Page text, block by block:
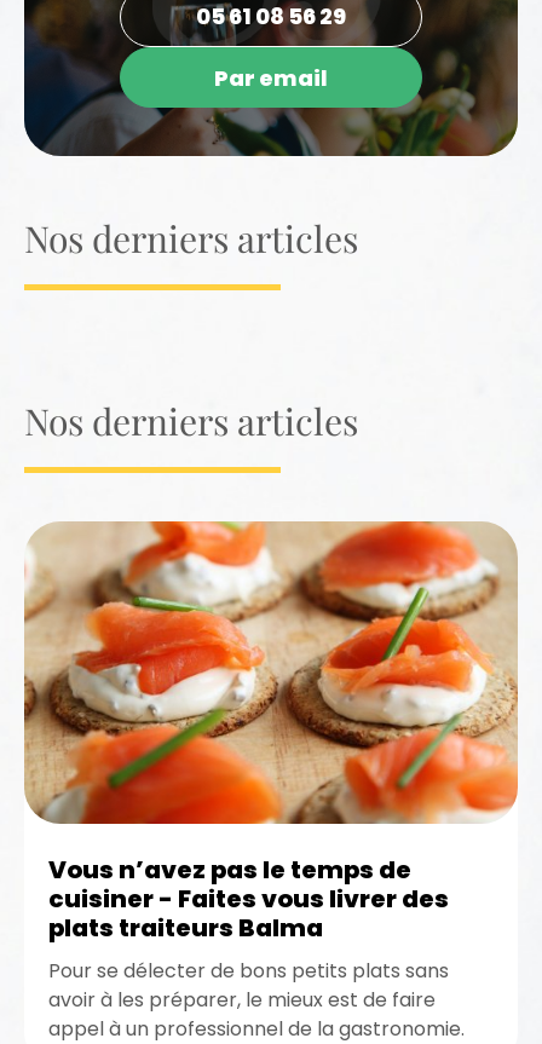
05 61 08 56 29
Par email
Nos derniers articles
Nos derniers articles
Vous n’avez pas le temps de
cuisiner - Faites vous livrer des
plats traiteurs Balma
Pour se délecter de bons petits plats sans
avoir à les préparer, le mieux est de faire
appel à un professionnel de la gastronomie.